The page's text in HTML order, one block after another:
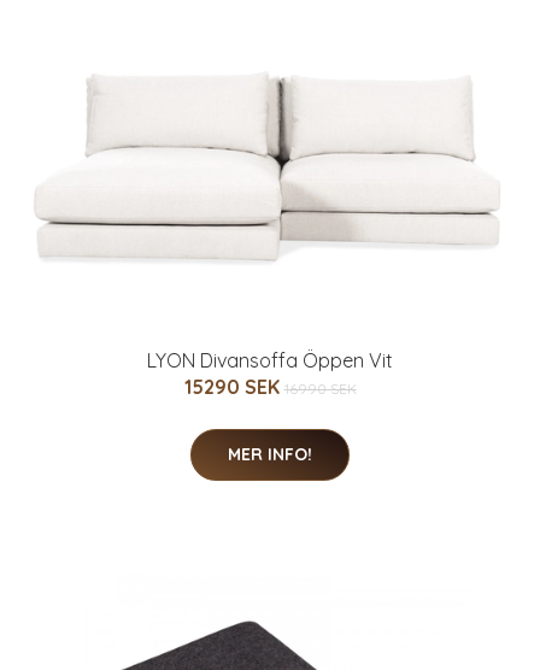
LYON Divansoffa Öppen Vit
15290 SEK 16990 SEK
MER INFO!